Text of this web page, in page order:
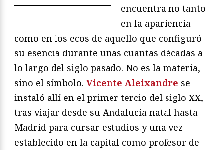
encuentra no tanto
en la apariencia
como en los ecos de aquello que configuró
su esencia durante unas cuantas décadas a
lo largo del siglo pasado. No es la materia,
sino el símbolo. Vicente Aleixandre se
instaló allí en el primer tercio del siglo XX,
tras viajar desde su Andalucía natal hasta
Madrid para cursar estudios y una vez
establecido en la capital como profesor de